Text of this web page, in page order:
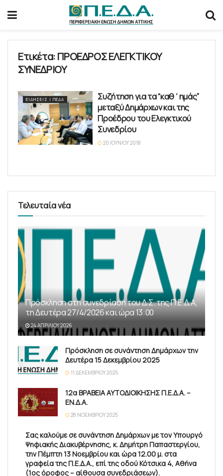
Ετικέτα:ΠΡΟΕΔΡΟΣ ΕΛΕΓΚΤΙΚΟΥ
ΣΥΝΕΔΡΙΟΥ
ΕΙΔΉΣΕΙΣ | ΠΕΔΑ
Συζήτηση για τα “καθ΄ημάς”
μεταξύ Δημάρχων και της
Προέδρου του Ελεγκτικού
Συνεδρίου
20 ΙΟΥΝΊΟΥ 2018
Τελευταία νέα
Πρόσκληση στη συνεδρίαση του Δ.Σ. της Π.Ε.Δ.Α,
τη Δευτέρα 27/4/2026 και ώρα 13:00
24 ΑΠΡΙΛΊΟΥ 2026
Πρόσκληση σε συνάντηση Δημάρχων την
Δευτέρα 15 Δεκεμβρίου 2025
11 ΔΕΚΕΜΒΡΊΟΥ 2025
12α ΒΡΑΒΕΙΑ ΑΥΤΟΔΙΟΙΚΗΣΗΣ Π.Ε.Δ.Α. –
ΕΝ.Δ.Α.
28 ΝΟΕΜΒΡΊΟΥ 2025
Σας καλούμε σε συνάντηση Δημάρχων με τον Υπουργό
Ψηφιακής Διακυβέρνησης, κ. Δημήτρη Παπαστεργίου,
την Πέμπτη 13 Νοεμβρίου και ώρα 12.00 μ. στα
γραφεία της Π.Ε.Δ.Α., επί της οδού Κότσικα 4, Αθήνα
(1ος όροφος – αίθουσα συνεδριάσεων).